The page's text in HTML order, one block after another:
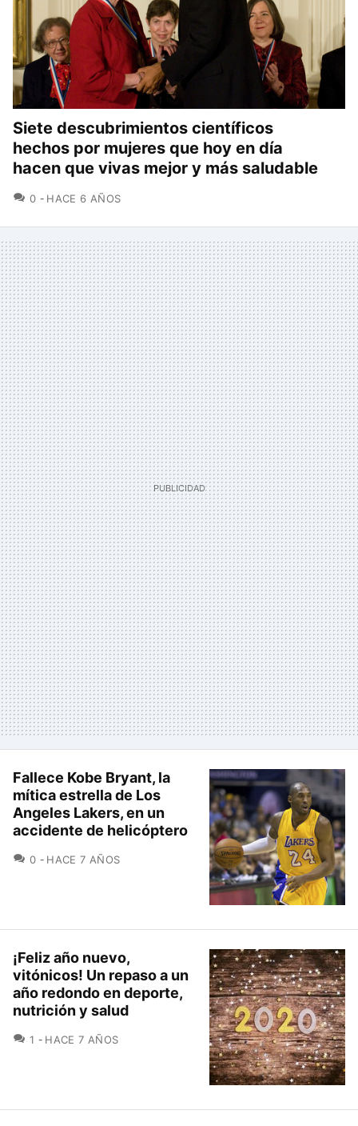
Siete descubrimientos científicos
hechos por mujeres que hoy en día
hacen que vivas mejor y más saludable
0 COMENTARIOS
HACE 6 AÑOS
Fallece Kobe Bryant, la
mítica estrella de Los
Angeles Lakers, en un
accidente de helicóptero
0 COMENTARIOS
HACE 7 AÑOS
¡Feliz año nuevo,
vitónicos! Un repaso a un
año redondo en deporte,
nutrición y salud
1 COMENTARIOS
HACE 7 AÑOS